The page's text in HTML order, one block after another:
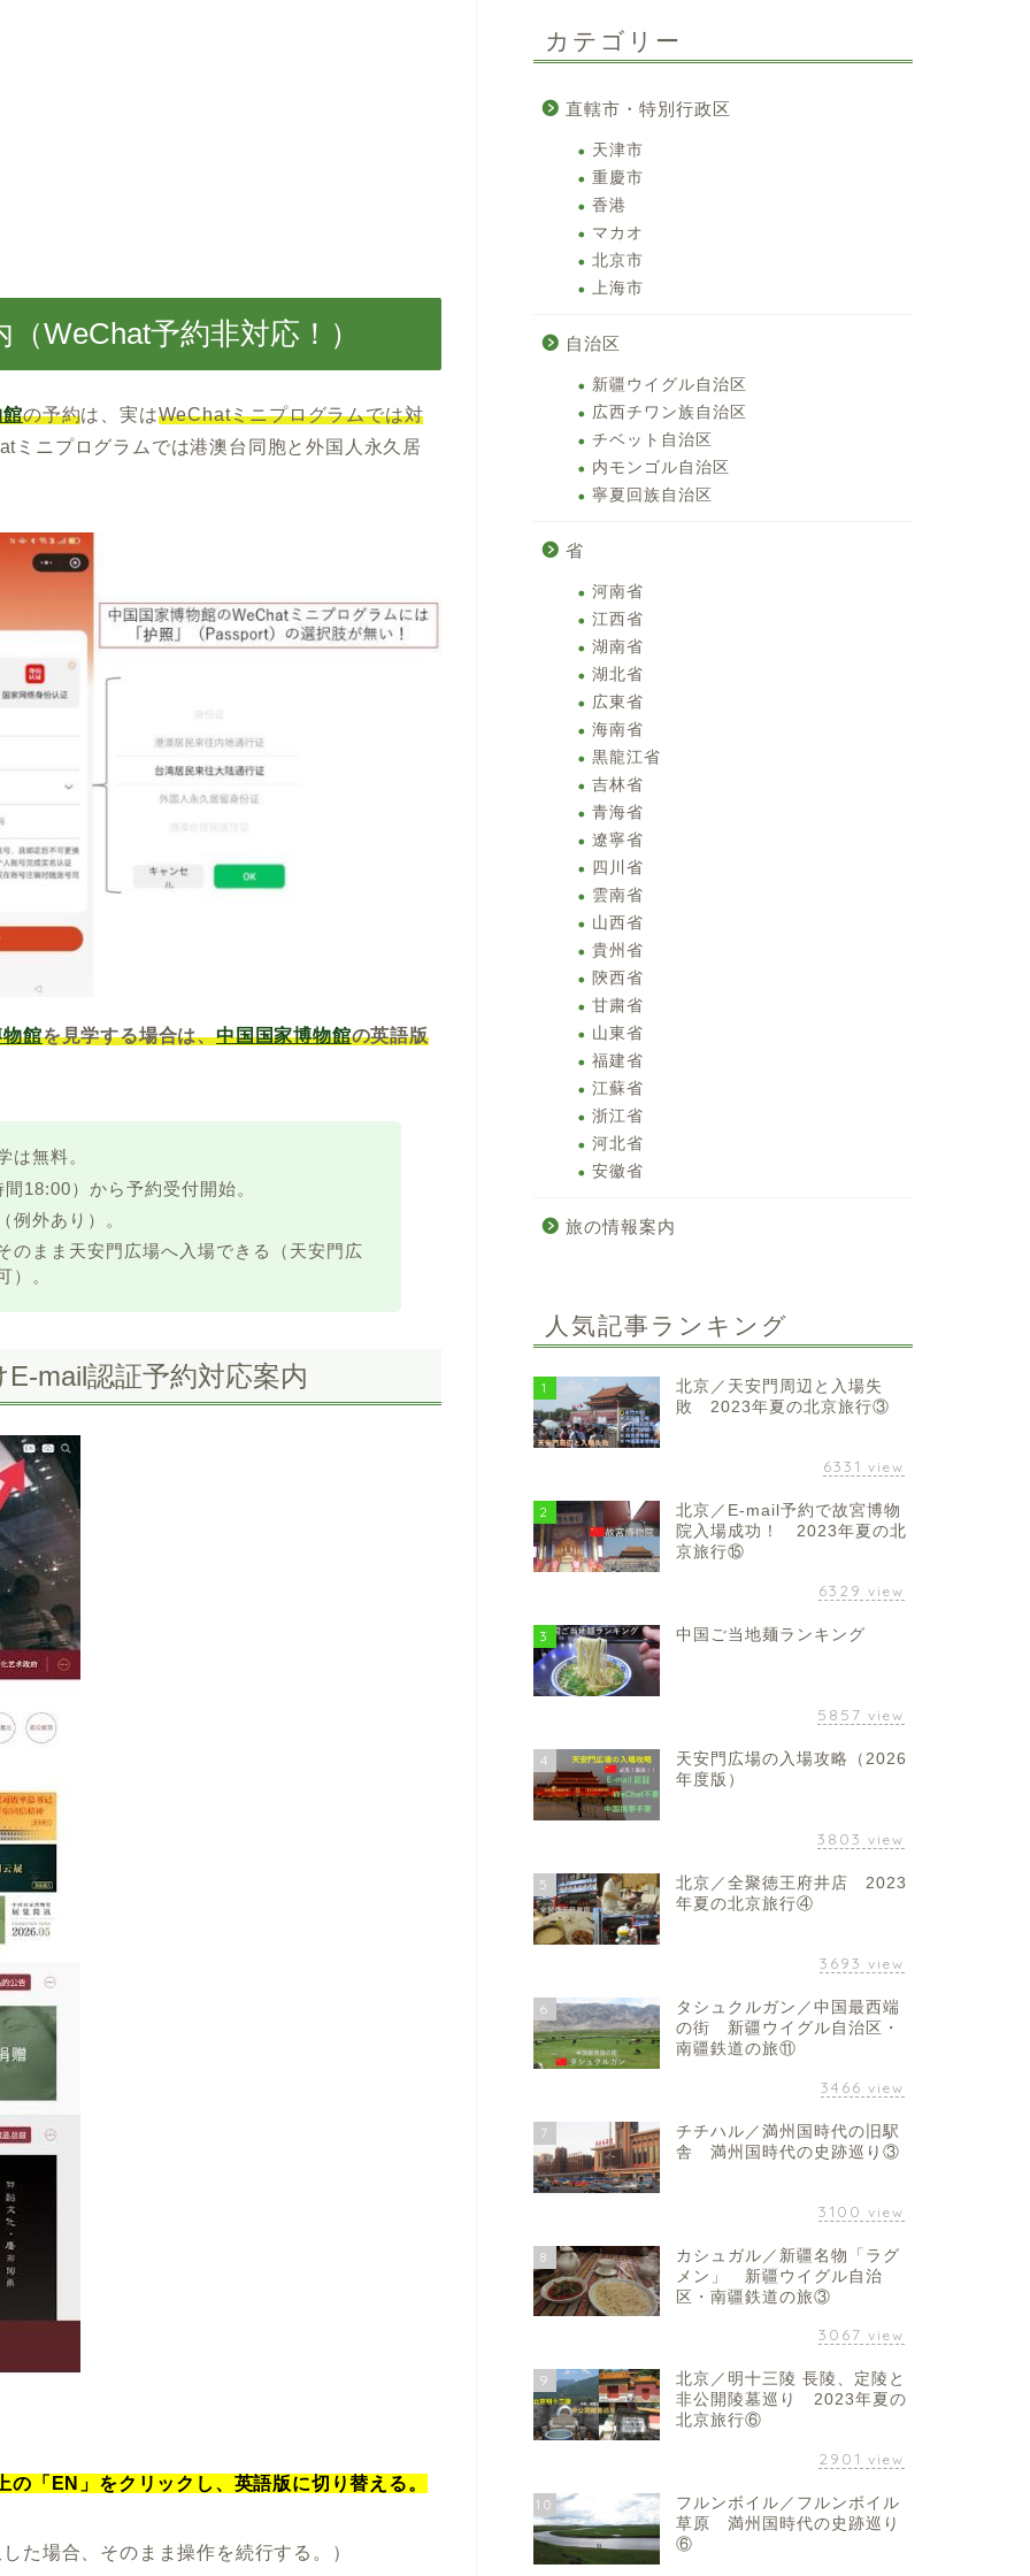
WeChat予約非対応！）
館の予約は、実はWeChatミニプログラムでは対
ミニプログラムでは港澳台同胞と外国人永久居
館を見学する場合は、中国国家博物館の英語版
は無料。
18:00）から予約受付開始。
例外あり）。
のまま天安門広場へ入場できる（天安門広
）。
mail認証予約対応案内
の「EN」をクリックし、英語版に切り替える。
た場合、そのまま操作を続行する。）
カテゴリー
直轄市・特別行政区
天津市
重慶市
香港
マカオ
北京市
上海市
自治区
新疆ウイグル自治区
広西チワン族自治区
チベット自治区
内モンゴル自治区
寧夏回族自治区
省
河南省
江西省
湖南省
湖北省
広東省
海南省
黒龍江省
吉林省
青海省
遼寧省
四川省
雲南省
山西省
貴州省
陝西省
甘粛省
山東省
福建省
江蘇省
浙江省
河北省
安徽省
旅の情報案内
人気記事ランキング
1
北京／天安門周辺と入場失
敗 2023年夏の北京旅行③
6331 view
2
北京／E-mail予約で故宮博物
院入場成功！ 2023年夏の北
京旅行⑮
6329 view
3 中国ご当地麺ランキング
5857 view
4
天安門広場の入場攻略（2026
年度版）
3803 view
5
北京／全聚徳王府井店 2023
年夏の北京旅行④
3693 view
6
タシュクルガン／中国最西端
の街 新疆ウイグル自治区・
南疆鉄道の旅⑪
3466 view
7
チチハル／満州国時代の旧駅
舎 満州国時代の史跡巡り③
3100 view
8
カシュガル／新疆名物「ラグ
メン」 新疆ウイグル自治
区・南疆鉄道の旅③
3067 view
9
北京／明十三陵 長陵、定陵と
非公開陵墓巡り 2023年夏の
北京旅行⑥
2901 view
10
フルンボイル／フルンボイル
草原 満州国時代の史跡巡り
⑥